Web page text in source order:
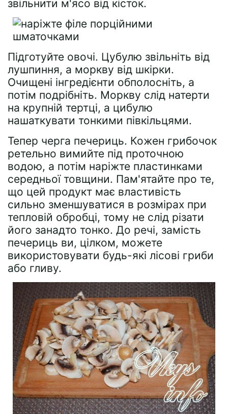
звільнити м'ясо від кісток.
Підготуйте овочі. Цубулю звільніть від
лушпиння, а моркву від шкірки.
Очищені інгредієнти обполосніть, а
потім подрібніть. Моркву слід натерти
на крупній тертці, а цибулю
нашаткувати тонкими півкільцями.
Тепер черга печериць. Кожен грибочок
ретельно вимийте під проточною
водою, а потім наріжте пластинками
середньої товщини. Пам'ятайте про те,
що цей продукт має властивість
сильно зменшуватися в розмірах при
тепловій обробці, тому не слід різати
його занадто тонко. До речі, замість
печериць ви, цілком, можете
використовувати будь-які лісові гриби
або гливу.